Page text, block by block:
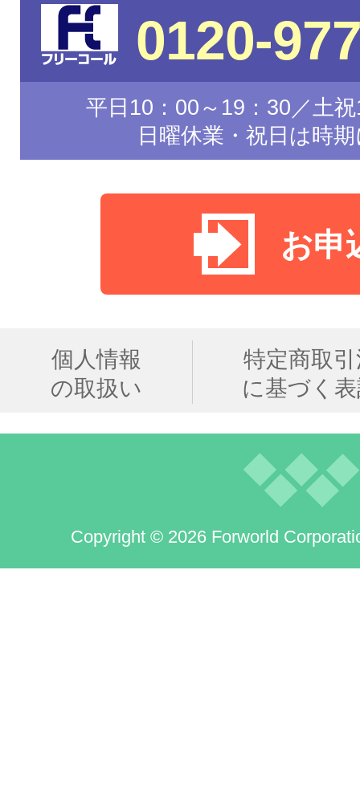
0120-
平日10：00～19：30／土
日曜休業・祝日は時
お申
個人情報
の取扱い
特定商取
に基づく
Copyright © 2026 Forworld